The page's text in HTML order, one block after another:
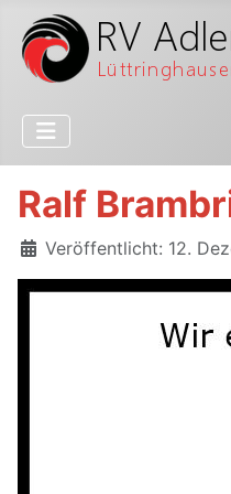
Ralf
Details
Veröffentlicht: 12.